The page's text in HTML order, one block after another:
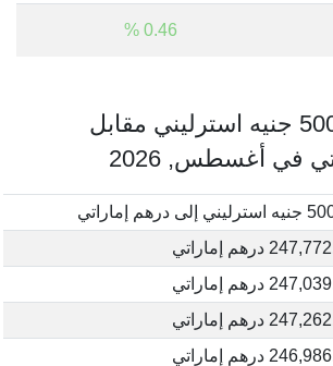
0.46 %
كم يساوي 50000 جنيه استرليني مقابل
في أغسطس, 2026
إلى درهم إماراتي
درهم إماراتي
درهم إماراتي
درهم إماراتي
درهم إماراتي